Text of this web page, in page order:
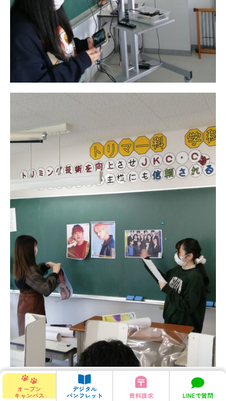
オープン
キャンパス
デジタル
パンフレット 資料請求 LINEで質問